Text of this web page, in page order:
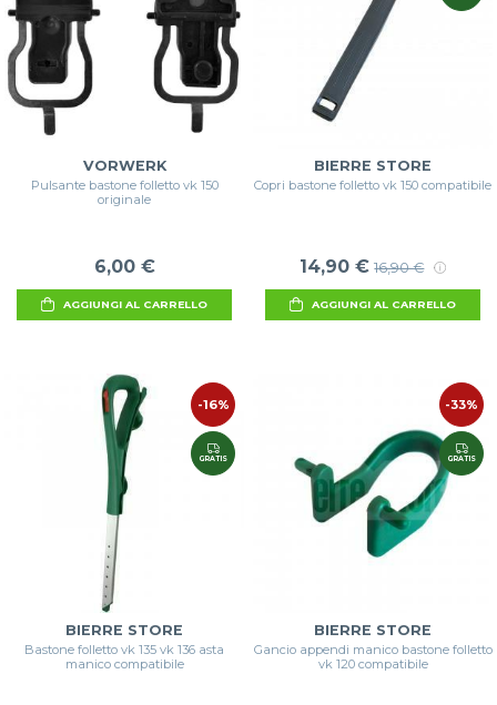
VORWERK
Pulsante bastone folletto vk 150
originale
6,00 €
AGGIUNGI AL CARRELLO
BIERRE STORE
Copri bastone folletto vk 150 compatibile
14,90 € 16,90 €
AGGIUNGI AL CARRELLO
-16%
GRATIS
BIERRE STORE
Bastone folletto vk 135 vk 136 asta
manico compatibile
-33%
GRATIS
BIERRE STORE
Gancio appendi manico bastone folletto
vk 120 compatibile